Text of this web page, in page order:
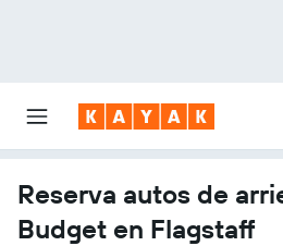
Reserva autos de
Budget en Flagstaff